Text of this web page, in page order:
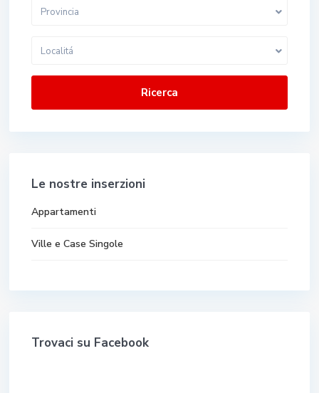
Provincia
Localitá
Ricerca
Le nostre inserzioni
Appartamenti
Ville e Case Singole
Trovaci su Facebook